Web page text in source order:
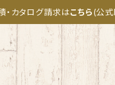
・カタログ請求はこちら(公